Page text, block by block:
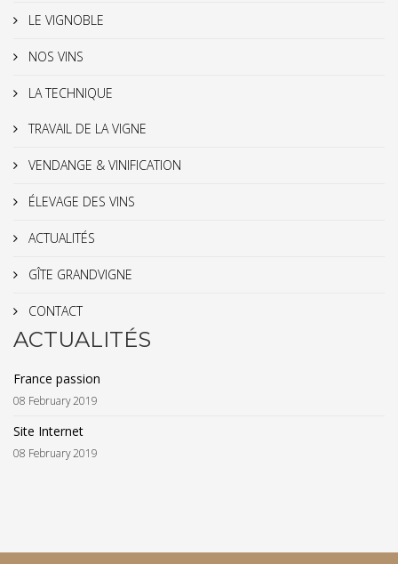
LE VIGNOBLE
NOS VINS
LA TECHNIQUE
TRAVAIL DE LA VIGNE
VENDANGE & VINIFICATION
ÉLEVAGE DES VINS
ACTUALITÉS
GÎTE GRANDVIGNE
CONTACT
ACTUALITÉS
France passion
08 February 2019
Site Internet
08 February 2019